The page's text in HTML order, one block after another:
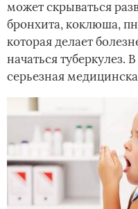
может скрываться
бронхита, коклюша,
которая делает
начаться туберкулез.
серьезная